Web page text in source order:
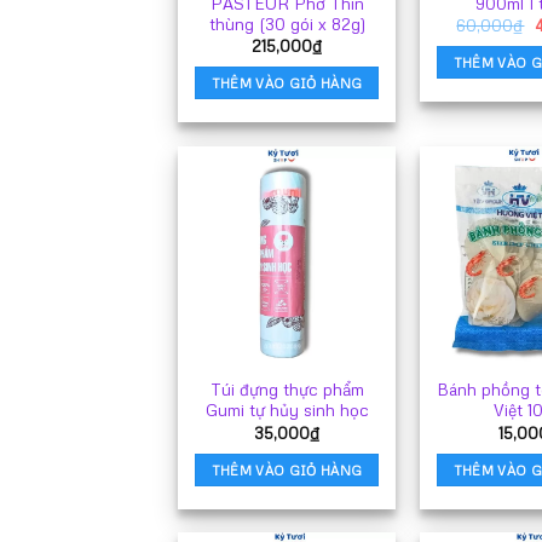
thùng (30 gói x 82g)
215,000₫
THÊM VÀO GIỎ HÀNG
60,000₫
THÊM VÀO
Túi đựng thực phẩm
Gumi tự hủy sinh học
35,000₫
THÊM VÀO GIỎ HÀNG
Bánh phồng
Việt
THÊM VÀO